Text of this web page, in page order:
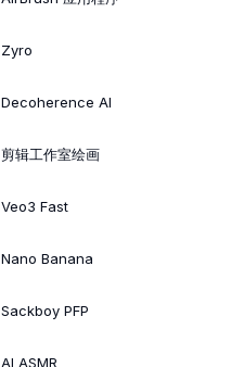
Zyro
Decoherence AI
剪辑工作室绘画
Veo3 Fast
Nano Banana
Sackboy PFP
AI ASMR